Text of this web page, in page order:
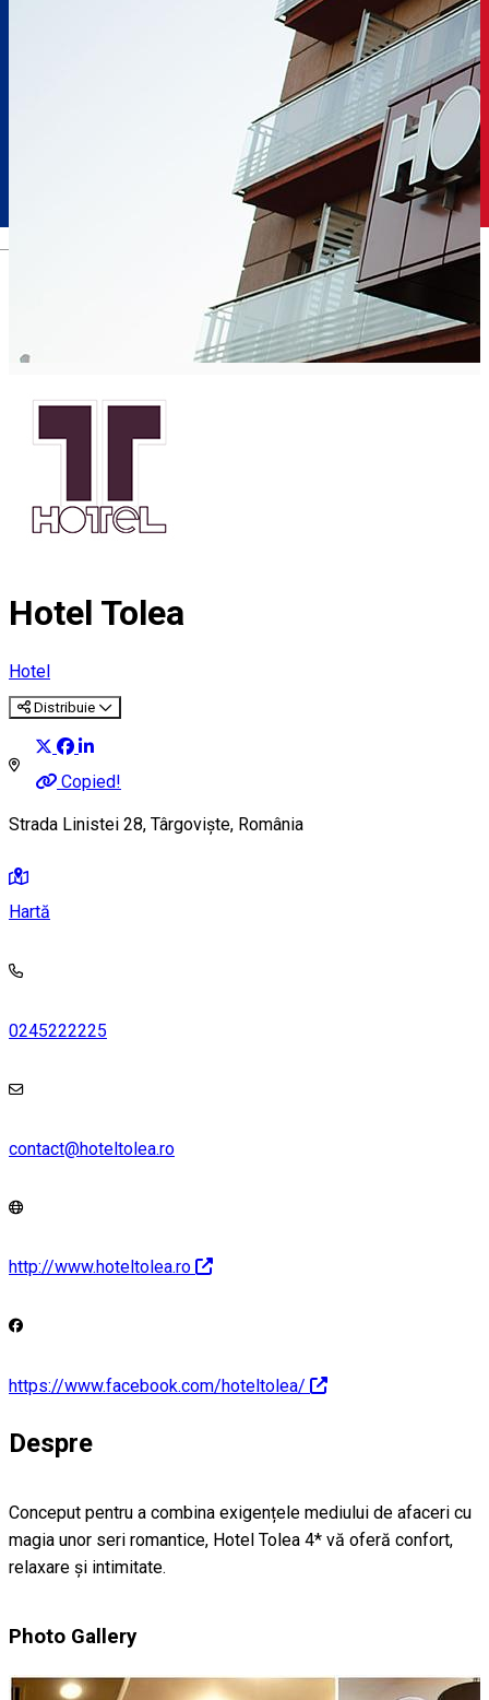
Hotel Tolea
Hotel
Distribuie
Copied!
Strada Linistei 28, Târgoviște, România
Hartă
0245222225
contact@hoteltolea.ro
http://www.hoteltolea.ro
https://www.facebook.com/hoteltolea/
Despre
Conceput pentru a combina exigențele mediului de afaceri cu
magia unor seri romantice, Hotel Tolea 4* vă oferă confort,
relaxare și intimitate.
Photo Gallery